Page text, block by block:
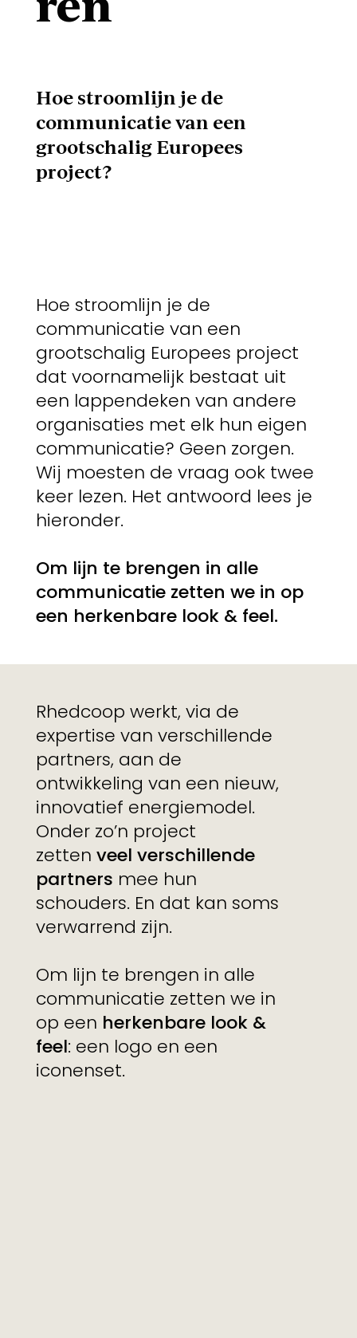
Hoe stroomlijn je de
communicatie van een
grootschalig Europees
project?
Hoe stroomlijn je de
communicatie van een
grootschalig Europees project
dat voornamelijk bestaat uit
een lappendeken van andere
organisaties met elk hun eigen
communicatie? Geen zorgen.
Wij moesten de vraag ook twee
keer lezen. Het antwoord lees je
hieronder.
Om lijn te brengen in alle
communicatie zetten we in op
een herkenbare look & feel.
Rhedcoop werkt, via de
expertise van verschillende
partners, aan de
ontwikkeling van een nieuw,
innovatief energiemodel.
Onder zo’n project
zetten veel verschillende
partners mee hun
schouders. En dat kan soms
verwarrend zijn.
Om lijn te brengen in alle
communicatie zetten we in
op een herkenbare look &
feel: een logo en een
iconenset.